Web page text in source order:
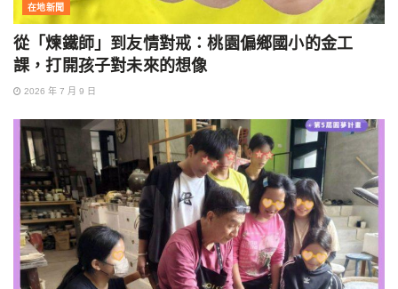
在地新聞
從「煉鐵師」到友情對戒：桃園偏鄉國小的金工
課，打開孩子對未來的想像
2026 年 7 月 9 日